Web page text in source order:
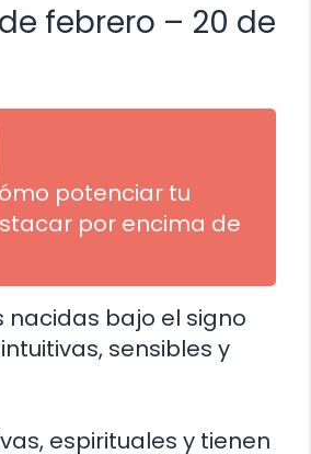
febrero – 20 de
potenciar tu
por encima de
nacidas bajo el signo
sensibles y
espirituales y tienen